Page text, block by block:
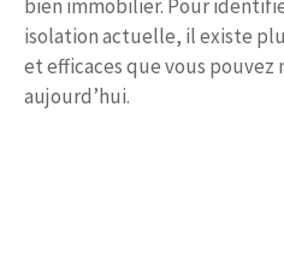
bien immobilier. Pour
isolation actuelle, il existe
et efficaces que vous
aujourd’hui.